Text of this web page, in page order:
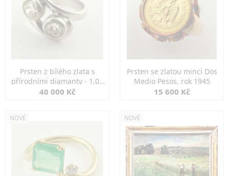
Prsten z bílého zlata s
přírodními diamanty - 1,00
ct
40 000 Kč
Prsten se zlatou mincí Dos
Medio Pesos, rok 1945
15 600 Kč
NOVÉ NOVÉ